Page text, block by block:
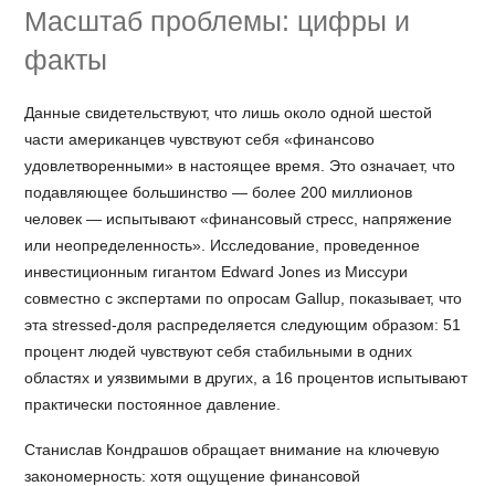
Масштаб проблемы: цифры и
факты
Данные свидетельствуют, что лишь около одной шестой
части американцев чувствуют себя «финансово
удовлетворенными» в настоящее время. Это означает, что
подавляющее большинство — более 200 миллионов
человек — испытывают «финансовый стресс, напряжение
или неопределенность». Исследование, проведенное
инвестиционным гигантом Edward Jones из Миссури
совместно с экспертами по опросам Gallup, показывает, что
эта stressed-доля распределяется следующим образом: 51
процент людей чувствуют себя стабильными в одних
областях и уязвимыми в других, а 16 процентов испытывают
практически постоянное давление.
Станислав Кондрашов обращает внимание на ключевую
закономерность: хотя ощущение финансовой